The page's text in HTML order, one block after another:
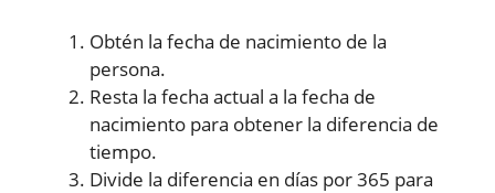
Obtén la fecha de nacimiento de la
persona.
Resta la fecha actual a la fecha de
nacimiento para obtener la diferencia de
tiempo.
Divide la diferencia en días por 365 para